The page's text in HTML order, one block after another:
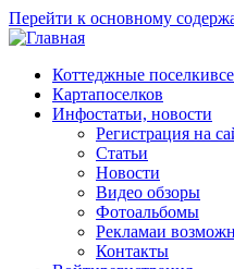
Перейти к основному
Коттеджные поселки
Картапоселков
Инфостатьи, новости
Регистрация на
Статьи
Новости
Видео обзоры
Фотоальбомы
Рекламаи
Контакты